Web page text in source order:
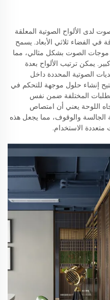
لدى الألواح الصوتية المعلقة
الفضاء ثلاثي الأبعاد. يسمح
موجات الصوت بشكل مثالي، مما
يمكن ترتيب الألواح بعدة
الصوتية المحددة داخل
إنشاء حلول موجهة للتحكم في
المختلفة ضمن نفس
اللوحة يعني أن امتصاص
والوقوف، مما يجعل هذه
الاستخدام.